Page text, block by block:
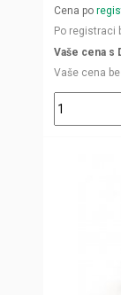
Cena po
Po registraci
Vaše cena s
Vaše cena